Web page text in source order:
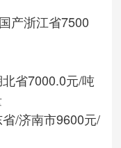
国产浙江省7500
省7000.0元/吨
/济南市9600元/